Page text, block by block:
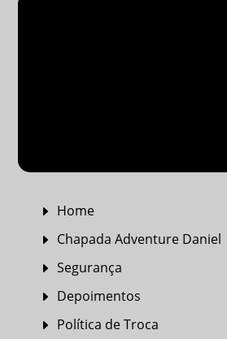
E Home
E Chapada Adventure Daniel
E Segurança
E Depoimentos
E Política de Troca